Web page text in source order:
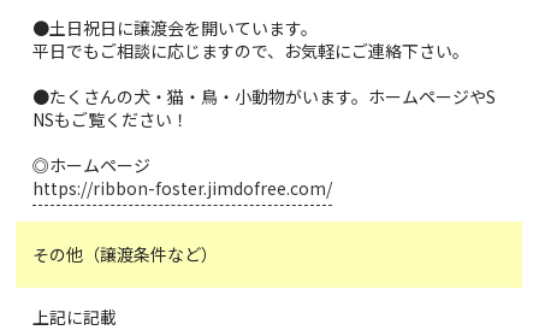
●土日祝日に譲渡会を開いています。
平日でもご相談に応じますので、お気軽にご連絡下さい。
●たくさんの犬・猫・鳥・小動物がいます。ホームページやS
NSもご覧ください！
◎ホームページ
https://ribbon-foster.jimdofree.com/
その他（譲渡条件など）
上記に記載